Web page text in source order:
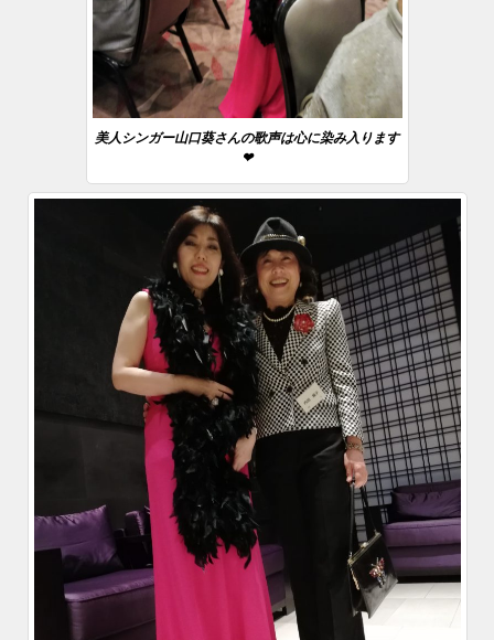
美人シンガー山口葵さんの歌声は心に染み入ります
❤